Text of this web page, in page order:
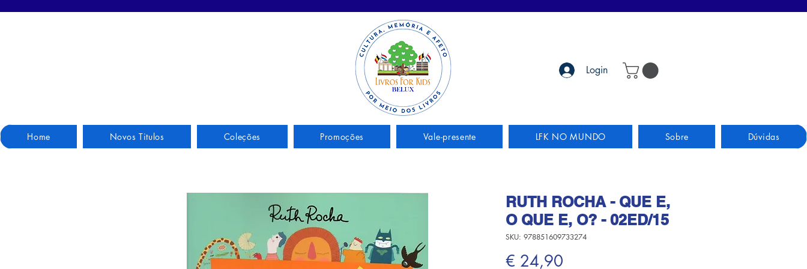
Login
Home Novos Titulos Coleções Promoções Vale-presente LFK NO MUNDO Sobre Dúvidas
RUTH ROCHA - QUE E,
O QUE E, O? - 02ED/15
SKU: 978851609733274
€ 24,90